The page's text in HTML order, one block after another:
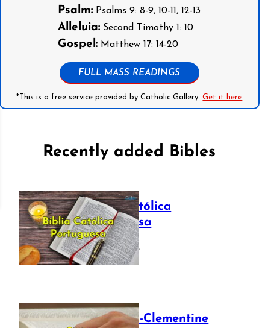
Psalm: Psalms 9: 8-9, 10-11, 12-13
Alleluia: Second Timothy 1: 10
Gospel: Matthew 17: 14-20
FULL MASS READINGS
*This is a free service provided by Catholic Gallery.Get it here
Recently added Bibles
Bíblia Católica
Portuguesa
July 16, 2025
The Sixto-Clementine